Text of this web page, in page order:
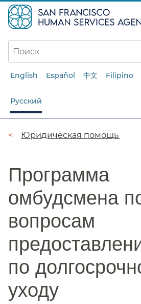
к
English Español 中文 Filipino
Русский
Цепочка
Юридическая помощь​​
Программа
омбудсмена
вопросам
по
уходу​​